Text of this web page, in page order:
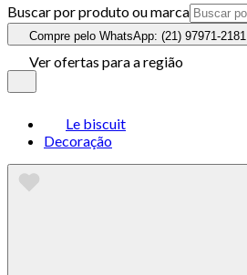
Buscar por produto ou marca
Compre pelo WhatsApp: (21) 97971-2181
Ver ofertas para a região
Le biscuit
Decoração